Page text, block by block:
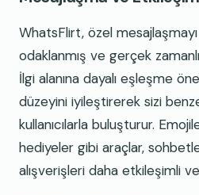
WhatsFlirt, özel
odaklanmış ve gerçek
İlgi alanına dayalı eşleşme
düzeyini iyileştirerek sizi
kullanıcılarla buluşturur.
hediyeler gibi araçlar,
alışverişleri daha etkileşimli